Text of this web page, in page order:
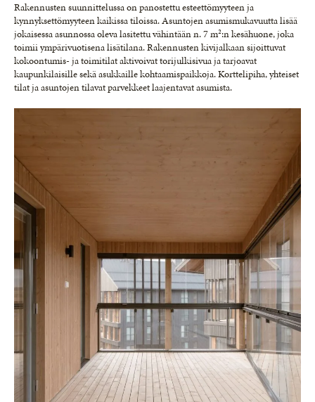
Rakennusten suunnittelussa on panostettu esteettömyyteen ja
kynnyksettömyyteen kaikissa tiloissa. Asuntojen asumismukavuutta lisää
jokaisessa asunnossa oleva lasitettu vähintään n. 7 m²:n kesähuone, joka
toimii ympärivuotisena lisätilana. Rakennusten kivijalkaan sijoittuvat
kokoontumis- ja toimitilat aktivoivat torijulkisivua ja tarjoavat
kaupunkilaisille sekä asukkaille kohtaamispaikkoja. Korttelipiha, yhteiset
tilat ja asuntojen tilavat parvekkeet laajentavat asumista.